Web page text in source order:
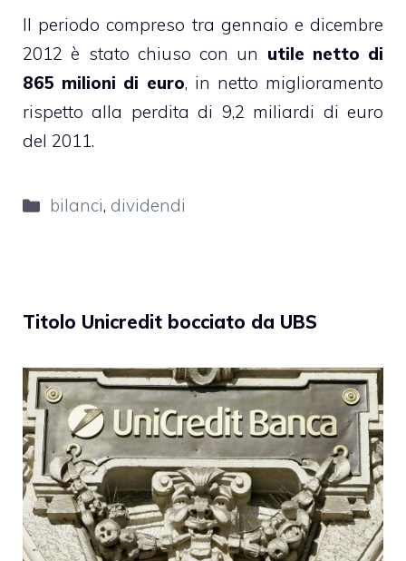
Il periodo compreso tra gennaio e dicembre
2012 è stato chiuso con un utile netto di
865 milioni di euro, in netto miglioramento
rispetto alla perdita di 9,2 miliardi di euro
del 2011.
Categorie
bilanci, dividendi
Titolo Unicredit bocciato da UBS